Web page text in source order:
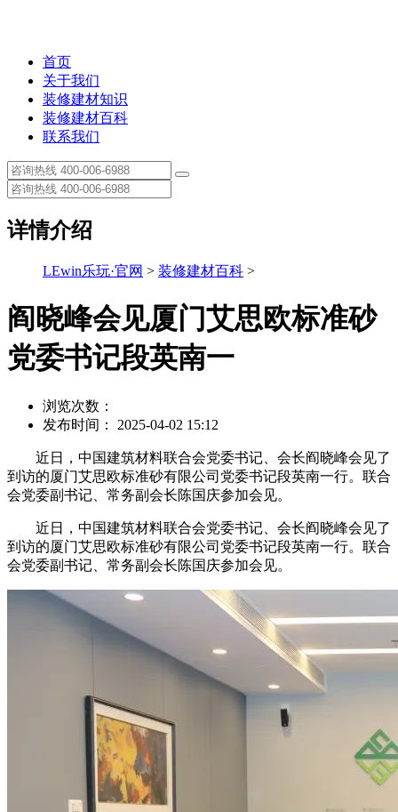
首页
关于我们
装修建材知识
装修建材百科
联系我们
详情介绍
LEwin乐玩·官网 > 装修建材百科 >
阎晓峰会见厦门艾思欧标准砂
党委书记段英南一
浏览次数：
发布时间： 2025-04-02 15:12
近日，中国建筑材料联合会党委书记、会长阎晓峰会见了
到访的厦门艾思欧标准砂有限公司党委书记段英南一行。联合
会党委副书记、常务副会长陈国庆参加会见。
近日，中国建筑材料联合会党委书记、会长阎晓峰会见了
到访的厦门艾思欧标准砂有限公司党委书记段英南一行。联合
会党委副书记、常务副会长陈国庆参加会见。